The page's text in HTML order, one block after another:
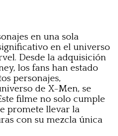
en una sola
en el universo
Desde la adquisición
los fans han estado
personajes,
de X-Men, se
filme no solo cumple
promete llevar la
con su mezcla única